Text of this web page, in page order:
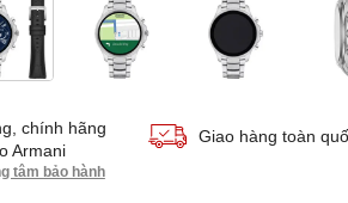
chính hãng
Armani
tâm bảo hành
Giao hàng toàn